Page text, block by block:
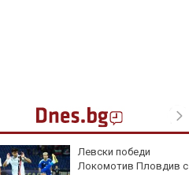
Левски победи
Локомотив Пловдив с